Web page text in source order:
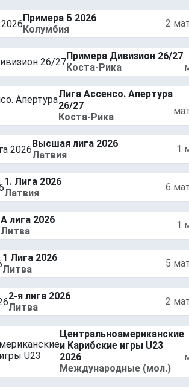
Примера Б 2026
Колумбия
2
Примера Дивизион 26/27
Коста-Рика
Лига Ассенсо. Апертура
26/27
Коста-Рика
Высшая лига 2026
Латвия
1
1. Лига 2026
Латвия
6
А лига 2026
Литва
1
1 Лига 2026
Литва
5
2-я лига 2026
Литва
2
Центральноамериканские
и Карибские игры U23
2026
Международные (мол.)